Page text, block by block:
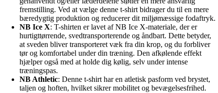
fremstilling. Ved at vælge denne t-shirt bidrager du til en mere
bæredygtig produktion og reducerer dit miljømæssige fodaftryk.
NB Ice X: T-shirten er lavet af NB Ice X-materiale, der er
hurtigttørrende, svedtransporterende og åndbart. Dette betyder,
at sveden bliver transporteret væk fra din krop, og du forbliver
tør og komfortabel under din træning. Den afkølende effekt
hjælper også med at holde dig kølig, selv under intense
træningspas.
NB Athletic: Denne t-shirt har en atletisk pasform ved brystet,
taljen og hoften, hvilket sikrer mobilitet og bevægelsesfrihed.